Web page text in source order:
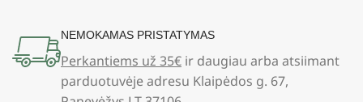
NEMOKAMAS PRISTATYMAS
Perkantiems už 35€ ir daugiau arba atsiimant
parduotuvėje adresu Klaipėdos g. 67,